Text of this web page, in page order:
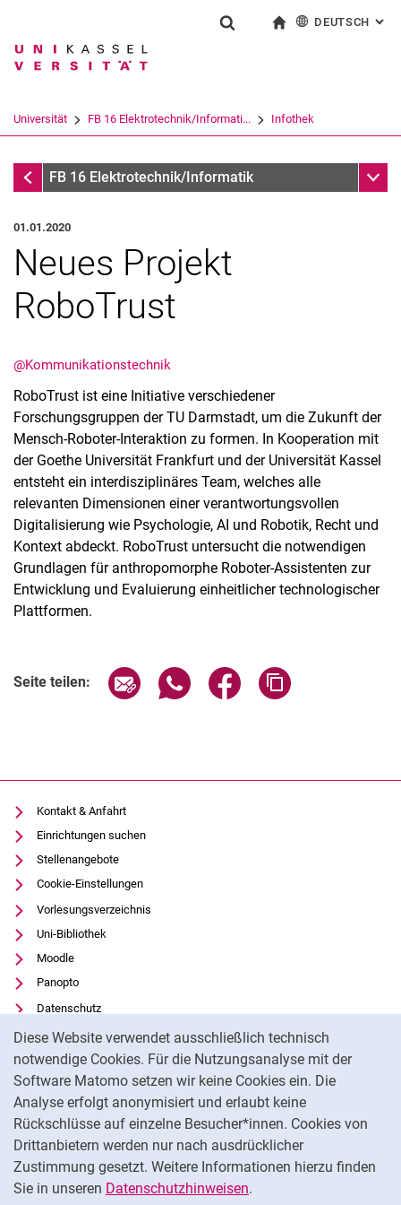
Springe direkt zu: Inhalt
Springe direkt zu: Suche
Springe direkt zu:
Diese Website verwendet ausschließlich technisch
notwendige Cookies. Für die Nutzungsanalyse mit der
Software Matomo setzen wir keine Cookies ein. Die
Analyse erfolgt anonymisiert und erlaubt keine
Rückschlüsse auf einzelne Besucher*innen. Cookies von
Drittanbietern werden nur nach ausdrücklicher
Zustimmung gesetzt. Weitere Informationen hierzu finden
Sie in unseren Datenschutzhinweisen.
Suchbegriff
Suchen (öffnet externen Link in einem
DEUTSCH :
Universität FB 16 Elektrotechnik/Informati... Infothek
InfothekFB 16 Elektrotechnik/Informatik
Aktuelles
Veranstaltungen
Stellenausschreibungen
01.01.2020
Neues Projekt
RoboTrust
@Kommunikationstechnik
RoboTrust ist eine Initiative verschiedener
Forschungsgruppen der TU Darmstadt, um die Zukunft der
Mensch-Roboter-Interaktion zu formen. In Kooperation mit
der Goethe Universität Frankfurt und der Universität Kassel
entsteht ein interdisziplinäres Team, welches alle
relevanten Dimensionen einer verantwortungsvollen
Digitalisierung wie Psychologie, AI und Robotik, Recht und
Kontext abdeckt. RoboTrust untersucht die notwendigen
Grundlagen für anthropomorphe Roboter-Assistenten zur
Entwicklung und Evaluierung einheitlicher technologischer
Plattformen.
Seite teilen: Seite über E-Mail teilen
Seite über WhatsApp teilen
Seite über Facebook
Kontakt & Anfahrt
Einrichtungen suchen
Stellenangebote
Cookie-Einstellungen
Vorlesungsverzeichnis
Uni-Bibliothek
Moodle
Panopto
Datenschutz
Barrierefreiheit
Transparenter KI-Einsatz
Impressum
Externer Link: Universität Kassel auf
Facebook (öffnet neues Fenster)
Externer Link: Universität Kassel auf
Youtube(öffnet neues Fenster)
Externer Link: Universität Kassel auf
Instagram (öffnet neues Fenster)